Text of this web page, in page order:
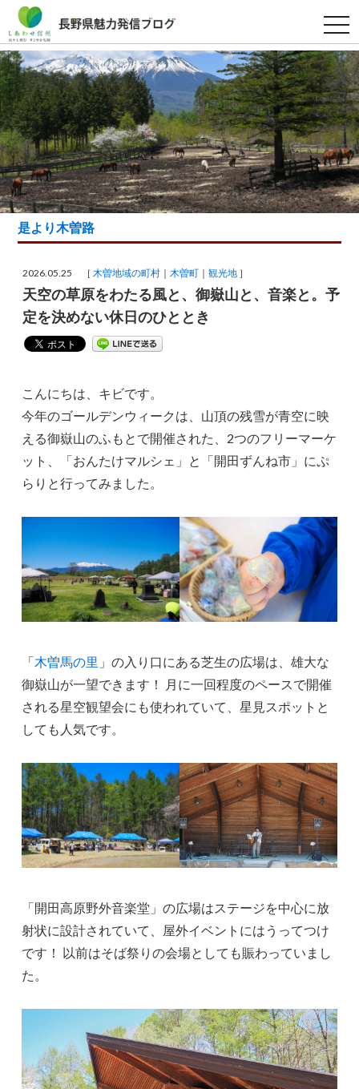
t
o
g
g
l
e
n
a
v
i
g
a
t
i
o
n
是より木曽路
2026.05.25 ［木曽地域の町村 木曽町 観光地 ］
天空の草原をわたる風と、御嶽山と、音楽と。予
定を決めない休日のひととき
こんにちは、キビです。
今年のゴールデンウィークは、山頂の残雪が青空に映
える御嶽山のふもとで開催された、2つのフリーマーケ
ット、「おんたけマルシェ」と「開田ずんね市」にぷ
らりと行ってみました。
「木曽馬の里 」の入り口にある芝生の広場は、雄大な
御嶽山が一望できます！ 月に一回程度のペースで開催
される星空観望会にも使われていて、星見スポットと
しても人気です。
「開田高原野外音楽堂」の広場はステージを中心に放
射状に設計されていて、屋外イベントにはうってつけ
です！ 以前はそば祭りの会場としても賑わっていまし
た。